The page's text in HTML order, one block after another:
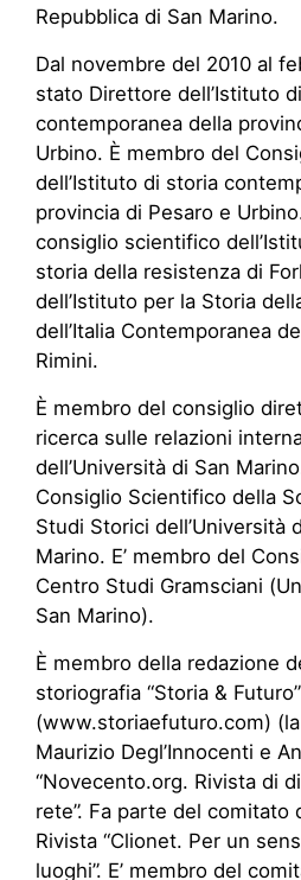
Repubblica di San Marino.
Dal novembre del 2010 al
stato Direttore dell’Istituto
contemporanea della
Urbino. È membro del
dell’Istituto di storia
provincia di Pesaro e
consiglio scientifico
storia della resistenza di
dell’Istituto per la Storia
dell’Italia Contemporanea
Rimini.
È membro del consiglio
ricerca sulle relazioni
dell’Università di San
Consiglio Scientifico della
Studi Storici dell’Università
Marino. E’ membro del
Centro Studi Gramsciani
San Marino).
È membro della redazione
storiografia “Storia & Futuro”
(www.storiaefuturo.com)
Maurizio Degl’Innocenti e
“Novecento.org. Rivista di
rete”. Fa parte del comitato
Rivista “Clionet. Per un
luoghi”. E’ membro del